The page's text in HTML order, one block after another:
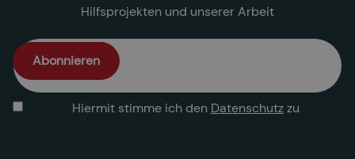
Hilfsprojekten und unserer Arbeit
Hiermit stimme ich den Datenschutzzu